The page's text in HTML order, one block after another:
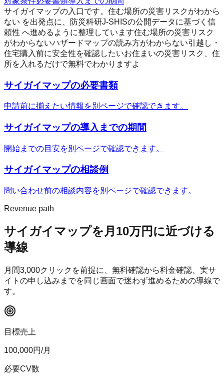
サイガイマップの入口です。住む場所の災害リスクがわから
ない を出発点に、防災科研J-SHISの公開データに基づく信
頼性 へ進めるように整理しています住む場所の災害リスク
がわからないハザードマップの読み方がわからない引越し・
住宅購入前に安全性を確認したいお住まいの災害リスク、住
所を入れるだけで無料でわかりますよ
サイガイマップの必要書類
申請前に揃えたい情報を別ページで確認できます。
サイガイマップの導入までの期間
開始までの目安を別ページで確認できます。
サイガイマップの相談例
問い合わせ前の相談内容を別ページで確認できます。
Revenue path
サイガイマップを月10万円に近づける
導線
月間3,000クリックを前提に、無料確認から料金確認、実サ
イトの申し込みまでを同じ画面で迷わず進めるための導線で
す。
目標売上
100,000円/月
必要CV数